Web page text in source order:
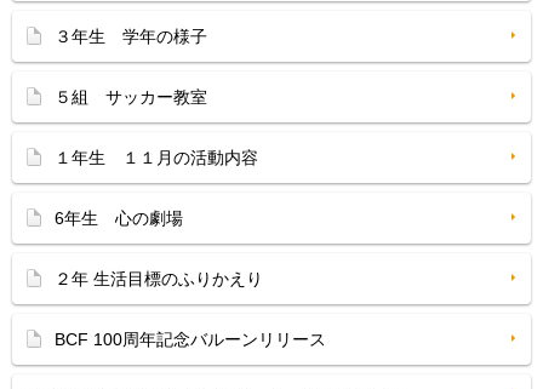
３年生 学年の様子
５組 サッカー教室
１年生 １１月の活動内容
6年生 心の劇場
２年 生活目標のふりかえり
BCF 100周年記念バルーンリリース